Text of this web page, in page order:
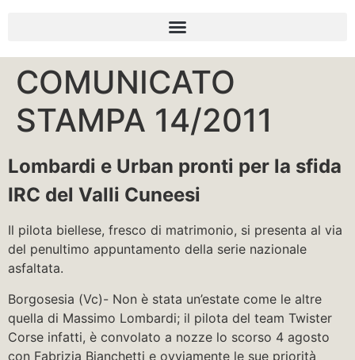
COMUNICATO
STAMPA 14/2011
Lombardi e Urban pronti per la sfida
IRC del Valli Cuneesi
Il pilota biellese, fresco di matrimonio, si presenta al via
del penultimo appuntamento della serie nazionale
asfaltata.
Borgosesia (Vc)- Non è stata un’estate come le altre
quella di Massimo Lombardi; il pilota del team Twister
Corse infatti, è convolato a nozze lo scorso 4 agosto
con Fabrizia Bianchetti e ovviamente le sue priorità